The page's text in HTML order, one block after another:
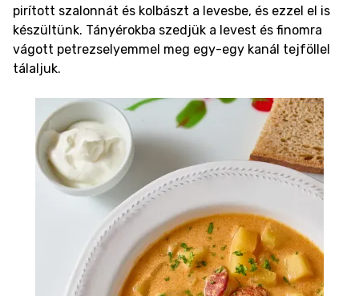
pirított szalonnát és kolbászt a levesbe, és ezzel el is
készültünk. Tányérokba szedjük a levest és finomra
vágott petrezselyemmel meg egy-egy kanál tejföllel
tálaljuk.